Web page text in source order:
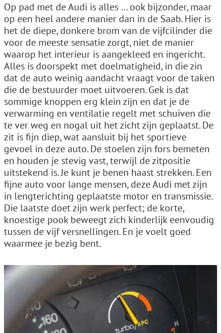
Op pad met de Audi is alles … ook bijzonder, maar
op een heel andere manier dan in de Saab. Hier is
het de diepe, donkere brom van de vijfcilinder die
voor de meeste sensatie zorgt, niet de manier
waarop het interieur is aangekleed en ingericht.
Alles is doorspekt met doelmatigheid, in die zin
dat de auto weinig aandacht vraagt voor de taken
die de bestuurder moet uitvoeren. Gek is dat
sommige knoppen erg klein zijn en dat je de
verwarming en ventilatie regelt met schuiven die
te ver weg en nogal uit het zicht zijn geplaatst. De
zit is fijn diep, wat aansluit bij het sportieve
gevoel in deze auto. De stoelen zijn fors bemeten
en houden je stevig vast, terwijl de zitpositie
uitstekend is. Je kunt je benen haast strekken. Een
fijne auto voor lange mensen, deze Audi met zijn
in lengterichting geplaatste motor en transmissie.
Die laatste doet zijn werk perfect; de korte,
knoestige pook beweegt zich kinderlijk eenvoudig
tussen de vijf versnellingen. En je voelt goed
waarmee je bezig bent.